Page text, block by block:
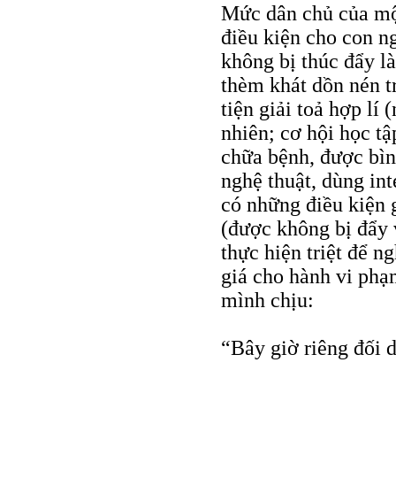
Mức dân chủ của
điều kiện cho con
không bị thúc đẩy
thèm khát dồn nén
tiện giải toả hợp lí
nhiên; cơ hội học
chữa bệnh, được
nghệ thuật, dùng
có những điều kiện
(được không bị
thực hiện triệt để
giá cho hành vi
mình chịu:
“Bây giờ riêng đối